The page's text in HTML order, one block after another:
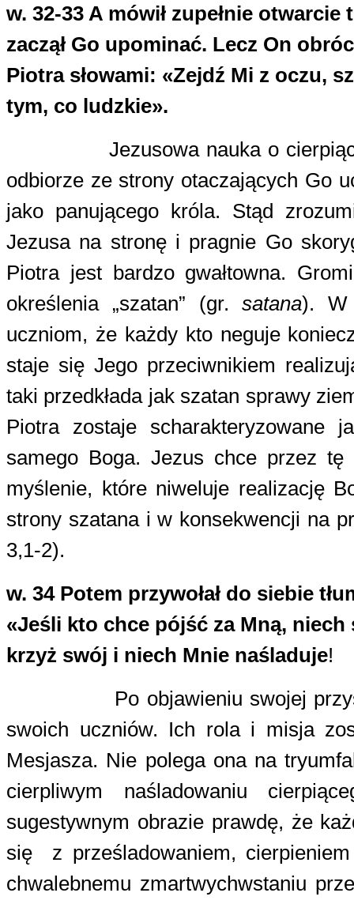
w. 32-33 A mówił zupełnie otwarcie
zaczął Go upominać. Lecz On
Piotra słowami: «Zejdź Mi z oczu,
tym, co ludzkie».
Jezusowa nauka o
odbiorze ze strony otaczających Go
jako panującego króla. Stąd
Jezusa na stronę i pragnie Go
Piotra jest bardzo gwałtowna.
określenia „szatan” (gr.satana). W
uczniom, że każdy kto neguje
staje się Jego przeciwnikiem
taki przedkłada jak szatan sprawy
Piotra zostaje scharakteryzowane
samego Boga. Jezus chce przez
myślenie, które niweluje realizację
strony szatana i w konsekwencji na
3,1-2).
w. 34 Potem przywołał do siebie
«Jeśli kto chce pójść za Mną,
krzyż swój i niech Mnie naśladuje!
Po objawieniu swojej
swoich uczniów. Ich rola i misja
Mesjasza. Nie polega ona na
cierpliwym naśladowaniu
sugestywnym obrazie prawdę, że
się
z prześladowaniem,
chwalebnemu zmartwychwstaniu